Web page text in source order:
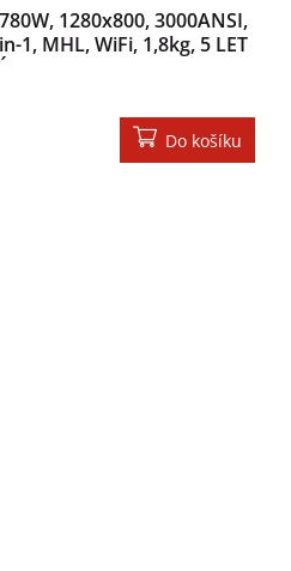
1280x800, 3000ANSI,
1, MHL, WiFi, 1,8kg, 5 LET
Do košíku